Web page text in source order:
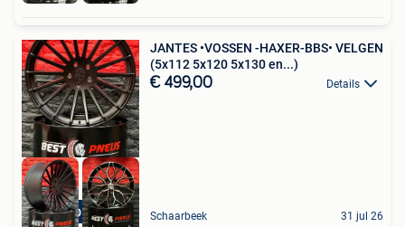
STOCK DISPONIBLE
JANTES •VOSSEN -HAXER-BBS• VELGEN
(5x112 5x120 5x130 en...)
€ 499,00 Details
Schaarbeek 31 jul 26